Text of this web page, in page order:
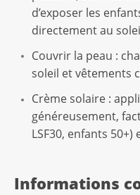
d’exposer les
directement au
Couvrir la peau :
soleil et vêtements
Crème solaire :
généreusement,
LSF30, enfants 50+)
Informations